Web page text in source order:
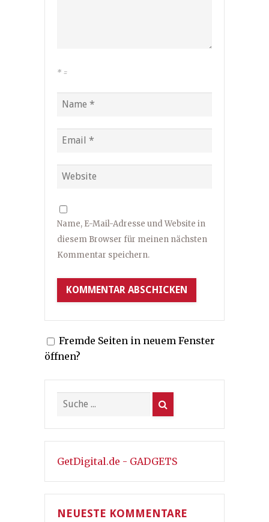
* =
Name, E-Mail-Adresse und Website in
diesem Browser für meinen nächsten
Kommentar speichern.
Fremde Seiten in neuem Fenster
öffnen?
GetDigital.de - GADGETS
NEUESTE KOMMENTARE